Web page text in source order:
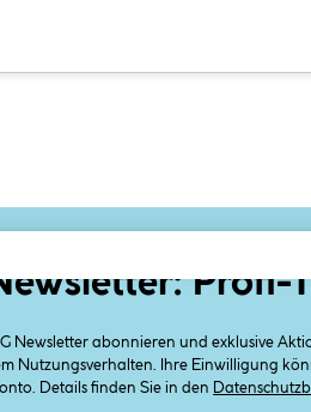
Profi-
Newsletter abonnieren und exklusive
Nutzungsverhalten. Ihre Einwilligung
Details finden Sie in den